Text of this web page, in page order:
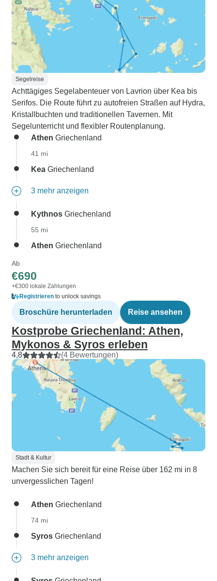
Segelreise
Achttägiges Segelabenteuer von Lavrion über Kea bis
Serifos. Die Route führt zu autofreien Straßen auf Hydra,
Kristallbuchten und traditionellen Tavernen. Mit
Segelunterricht und flexibler Routenplanung.
Athen Griechenland
41 mi
Kea Griechenland
3 mehr anzeigen
Kythnos Griechenland
55 mi
Athen Griechenland
Ab
€690
+€300 lokale Zahlungen
Registrieren to unlock savings
Broschüre herunterladen Reise ansehen
Kostprobe Griechenland: Athen,
Mykonos & Syros erleben
4,8 (4 Bewertungen)
Stadt & Kultur
Machen Sie sich bereit für eine Reise über 162 mi in 8
unvergesslichen Tagen!
Athen Griechenland
74 mi
Syros Griechenland
3 mehr anzeigen